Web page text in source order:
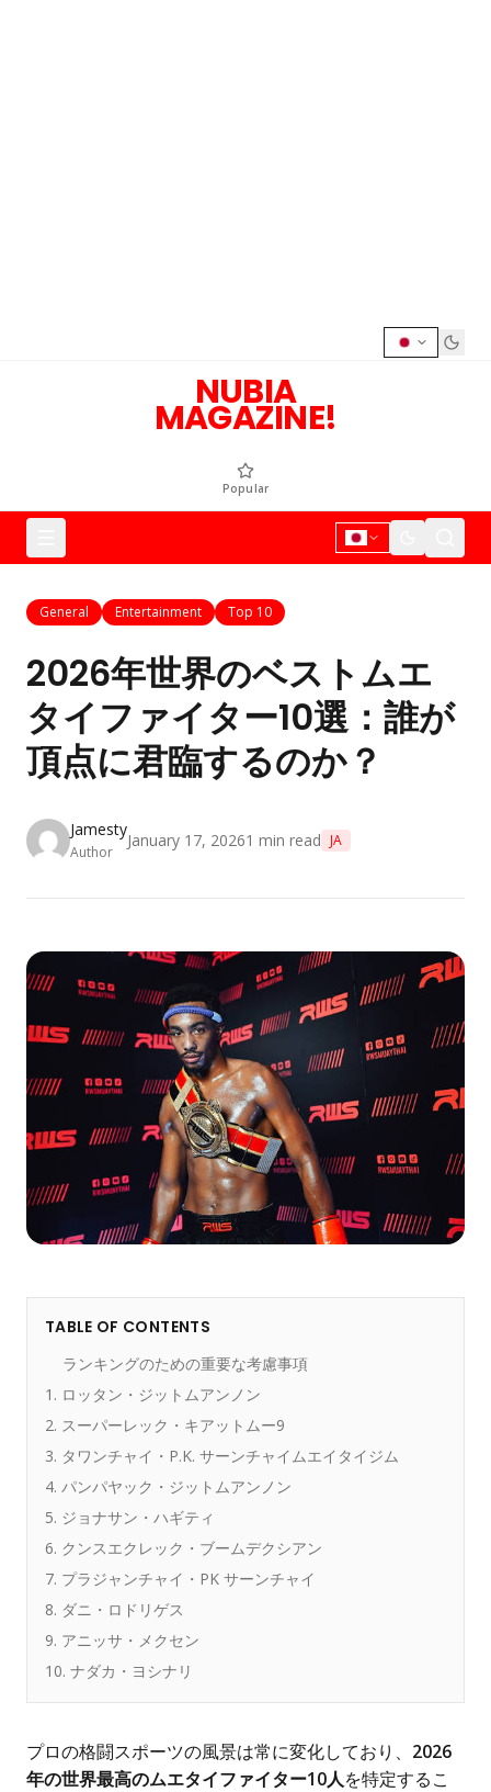
NUBIA
MAGAZINE!
Popular
General Entertainment Top 10
2026年世界のベストムエ
タイファイター10選：誰が
頂点に君臨するのか？
Jamesty
Author
January 17, 20261 min read JA
TABLE OF CONTENTS
ランキングのための重要な考慮事項
1. ロッタン・ジットムアンノン
2. スーパーレック・キアットムー9
3. タワンチャイ・P.K. サーンチャイムエイタイジム
4. パンパヤック・ジットムアンノン
5. ジョナサン・ハギティ
6. クンスエクレック・ブームデクシアン
7. プラジャンチャイ・PK サーンチャイ
8. ダニ・ロドリゲス
9. アニッサ・メクセン
10. ナダカ・ヨシナリ
プロの格闘スポーツの風景は常に変化しており、 2026
年の世界最高のムエタイファイター10人を特定するこ